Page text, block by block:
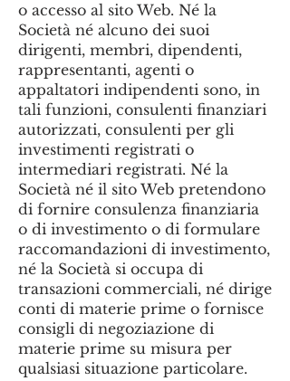
o accesso al sito Web. Né la
Società né alcuno dei suoi
dirigenti, membri, dipendenti,
rappresentanti, agenti o
appaltatori indipendenti sono, in
tali funzioni, consulenti finanziari
autorizzati, consulenti per gli
investimenti registrati o
intermediari registrati. Né la
Società né il sito Web pretendono
di fornire consulenza finanziaria
o di investimento o di formulare
raccomandazioni di investimento,
né la Società si occupa di
transazioni commerciali, né dirige
conti di materie prime o fornisce
consigli di negoziazione di
materie prime su misura per
qualsiasi situazione particolare.